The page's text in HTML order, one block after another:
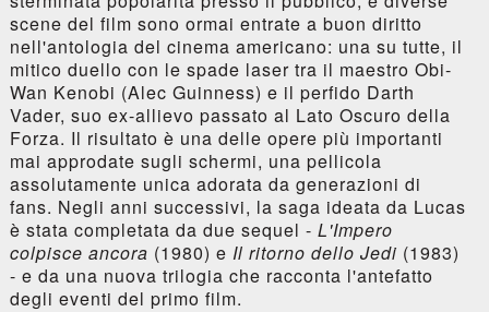
scene del film sono ormai entrate a buon diritto
nell'antologia del cinema americano: una su tutte, il
mitico duello con le spade laser tra il maestro Obi-
Wan Kenobi (Alec Guinness) e il perfido Darth
Vader, suo ex-allievo passato al Lato Oscuro della
Forza. Il risultato è una delle opere più importanti
mai approdate sugli schermi, una pellicola
assolutamente unica adorata da generazioni di
fans. Negli anni successivi, la saga ideata da Lucas
è stata completata da due sequel - L'Impero
colpisce ancora (1980) e Il ritorno dello Jedi (1983)
- e da una nuova trilogia che racconta l'antefatto
degli eventi del primo film.